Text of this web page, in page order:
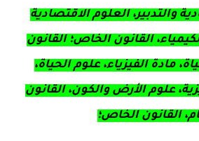
والتدبير، العلوم الاقتصادية
القانون الخاص؛ القانون
مادة الفيزياء، علوم الحياة،
علوم الأرض والكون، القانون
القانون الخاص؛